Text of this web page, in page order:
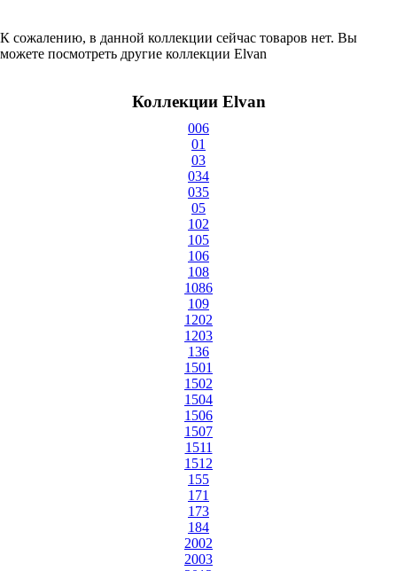
К сожалению, в данной коллекции сейчас товаров нет. Вы
можете посмотреть другие коллекции Elvan
Коллекции Elvan
006
01
03
034
035
05
102
105
106
108
1086
109
1202
1203
136
1501
1502
1504
1506
1507
1511
1512
155
171
173
184
2002
2003